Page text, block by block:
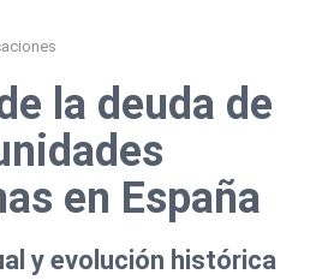
la deuda de
en España
y evolución histórica